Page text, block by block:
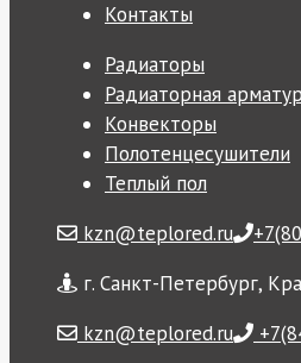
Контакты
Радиаторы
Радиаторная
Конвекторы
Полотенцесушители
Теплый пол
kzn@teplored.ru
г. Санкт-Петербург,
kzn@teplored.ru